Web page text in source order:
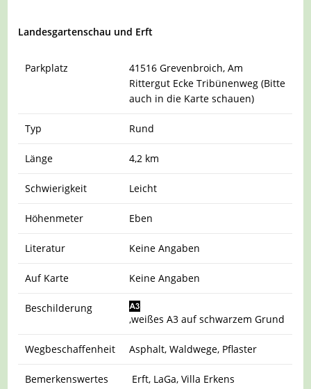
Landesgartenschau und Erft
Parkplatz
41516 Grevenbroich, Am
Rittergut Ecke Tribünenweg (Bitte
auch in die Karte schauen)
Typ Rund
Länge 4,2 km
Schwierigkeit Leicht
Höhenmeter Eben
Literatur Keine Angaben
Auf Karte Keine Angaben
Beschilderung
,weißes A3 auf schwarzem Grund
Wegbeschaffenheit Asphalt, Waldwege, Pflaster
Bemerkenswertes Erft, LaGa, Villa Erkens